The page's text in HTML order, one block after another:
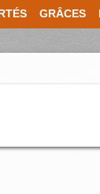
GRÂCES